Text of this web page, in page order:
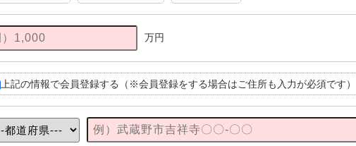
万円
上記の情報で会員登録する（※会員登録をする場合はご住所も入力が必須です）